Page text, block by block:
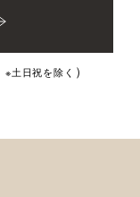
※土日祝を除く ）